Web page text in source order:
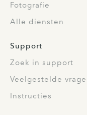
Fotografie
Alle diensten
Support
Zoek in support
Veelgestelde
Instructies